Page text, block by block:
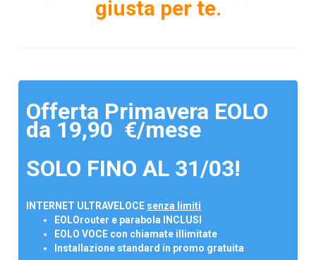
giusta per te.
Offerta Primavera EOLO
da 19,90 €/mese
SOLO FINO AL 31/03!
INTERNET ULTRAVELOCE senza limiti
EOLOrouter e parabola INCLUSI
EOLO VOCE con chiamate illimitate
Installazione standard in promo gratuita